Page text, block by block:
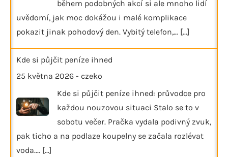
během podobných akcí si ale mnoho lidí
uvědomí, jak moc dokážou i malé komplikace
pokazit jinak pohodový den. Vybitý telefon,… [...]
Kde si půjčit peníze ihned
25 května 2026 - czeko
Kde si půjčit peníze ihned: průvodce pro
každou nouzovou situaci Stalo se to v
sobotu večer. Pračka vydala podivný zvuk,
pak ticho a na podlaze koupelny se začala rozlévat
voda.… [...]